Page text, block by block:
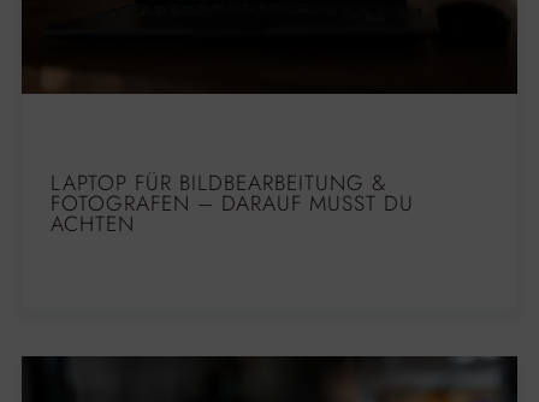
LAPTOP FÜR BILDBEARBEITUNG &
FOTOGRAFEN – DARAUF MUSST DU
ACHTEN